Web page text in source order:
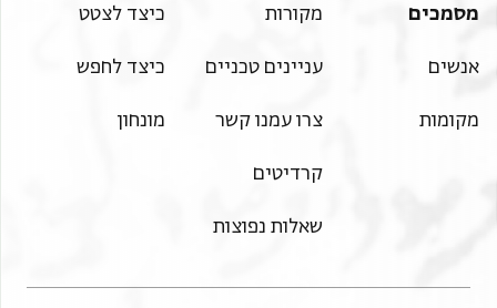
מסמכים
אנשים
מקומות
מקורות
עניינים טכניים
צרו עמנו קשר
קרדיטים
שאלות נפוצות
כיצד לצטט
כיצד לחפש
מונחון